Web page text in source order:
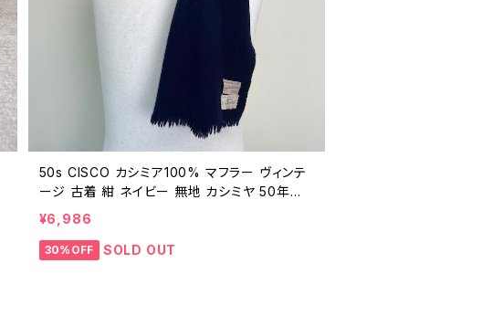
50s CISCO カシミア100% マフラー ヴィンテ
ージ 古着 紺 ネイビー 無地 カシミヤ 50年代
ビンテージ 25122006
¥6,986
30%OFF SOLD OUT